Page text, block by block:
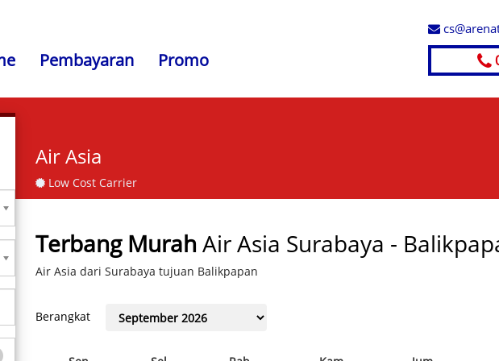
Pembayaran Promo
Air Asia
Low Cost Carrier
Terbang MurahAir Asia Surabaya -
Air Asia dari Surabaya tujuan Balikpapan
Berangkat